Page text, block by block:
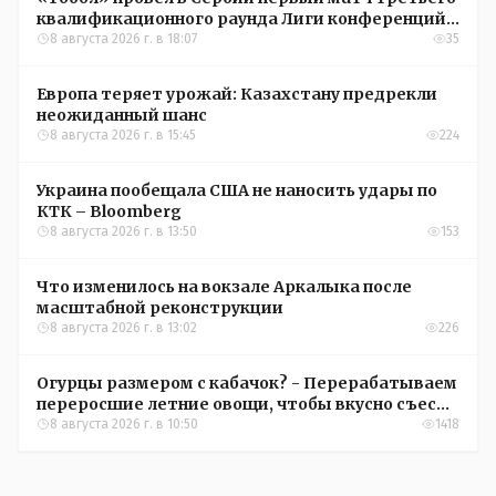
квалификационного раунда Лиги конференций
УЕФА
8 августа 2026 г. в 18:07 35
Европа теряет урожай: Казахстану предрекли
неожиданный шанс
8 августа 2026 г. в 15:45 224
Украина пообещала США не наносить удары по
КТК – Bloomberg
8 августа 2026 г. в 13:50 153
Что изменилось на вокзале Аркалыка после
масштабной реконструкции
8 августа 2026 г. в 13:02 226
Огурцы размером с кабачок? - Перерабатываем
переросшие летние овощи, чтобы вкусно съесть
зимой
8 августа 2026 г. в 10:50 1418